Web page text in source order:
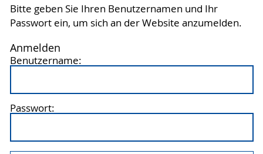
Bitte geben Sie Ihren Benutzernamen und Ihr
Passwort ein, um sich an der Website anzumelden.
Anmelden
Benutzername:
Passwort: